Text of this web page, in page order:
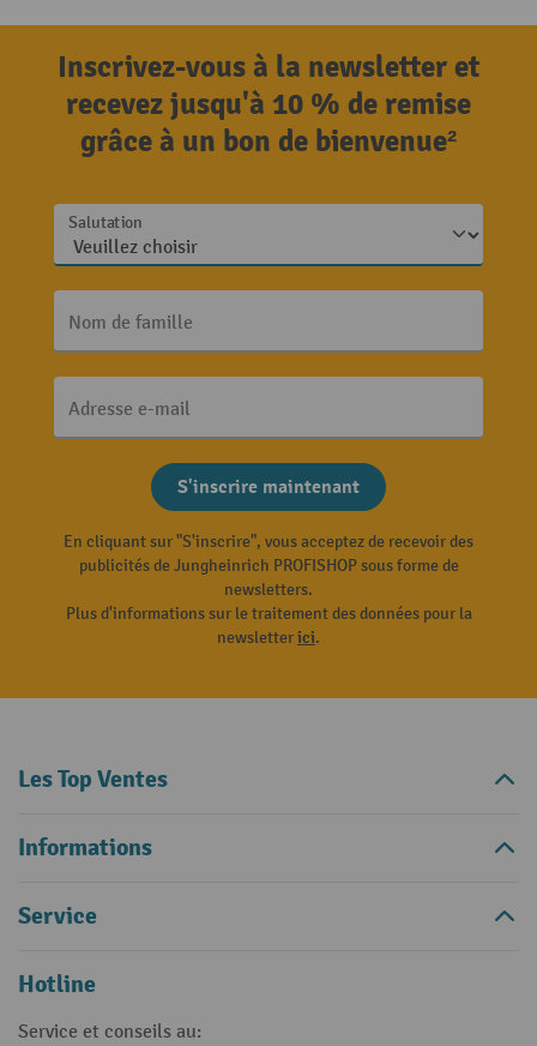
Inscrivez-vous à la newsletter et
recevez jusqu'à 10 % de remise
grâce à un bon de bienvenue²
Salutation
Nom de famille
Adresse e-mail
S'inscrire maintenant
En cliquant sur "S'inscrire", vous acceptez de recevoir des
publicités de Jungheinrich PROFISHOP sous forme de
newsletters.
Plus d'informations sur le traitement des données pour la
newsletterici.
Les Top Ventes
Informations
Service
Hotline
Service et conseils au: